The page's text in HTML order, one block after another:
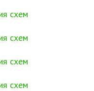
схем
схем
схем
схем